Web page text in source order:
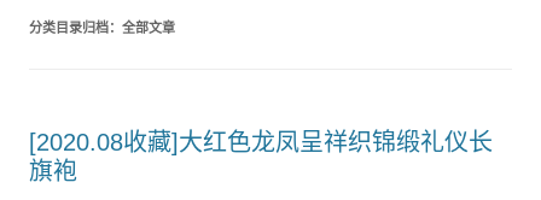
分类目录归档： 全部文章
[2020.08收藏]大红色龙凤呈祥织锦缎礼仪长
旗袍